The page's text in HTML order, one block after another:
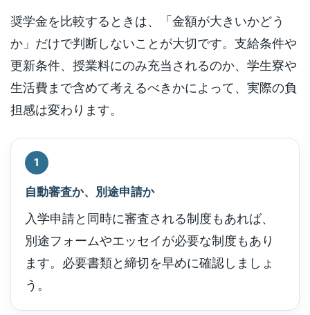
奨学金を比較するときは、「金額が大きいかどう
か」だけで判断しないことが大切です。支給条件や
更新条件、授業料にのみ充当されるのか、学生寮や
生活費まで含めて考えるべきかによって、実際の負
担感は変わります。
1
自動審査か、別途申請か
入学申請と同時に審査される制度もあれば、
別途フォームやエッセイが必要な制度もあり
ます。必要書類と締切を早めに確認しましょ
う。